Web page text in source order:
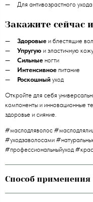
Для антивозрастного ухода
Закажите сейчас
Здоровые и блестящие
Упругую и эластичную кожу
Сильные ногти
Интенсивное питание
Роскошный уход
Откройте для себя
компоненты и инновационные
здоровье и сияние.
#маслодляволос
#уходзаволосами
#профессиональныйуход
Способ применения